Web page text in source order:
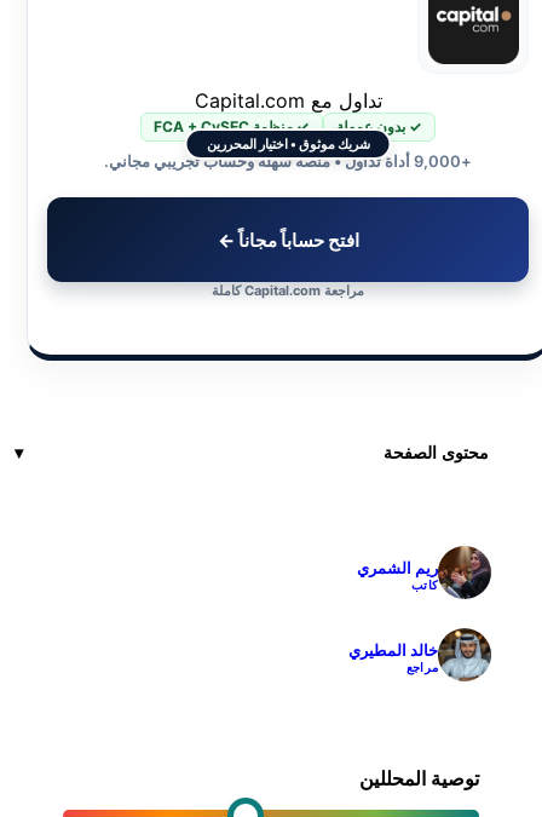
شريك موثوق • اختيار المحررين
تداول مع Capital.com
✓ بدون عمولة ✓ منظمة FCA + CySEC
+9,000 أداة تداول • منصة سهلة وحساب تجريبي مجاني.
افتح حساباً مجاناً ←
مراجعة Capital.com كاملة
محتوى الصفحة
ريم الشمري
كاتب
خالد المطيري
مراجع
توصية المحللين